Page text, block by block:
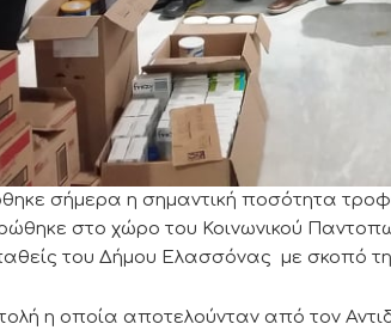
σήμερα η σημαντική ποσότητα
στο χώρο του Κοινωνικού
του Δήμου Ελασσόνας με σκοπό
η οποία αποτελούνταν από τον